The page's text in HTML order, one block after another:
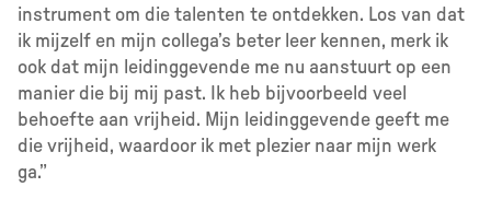
instrument om die talenten te ontdekken. Los van dat
ik mijzelf en mijn collega’s beter leer kennen, merk ik
ook dat mijn leidinggevende me nu aanstuurt op een
manier die bij mij past. Ik heb bijvoorbeeld veel
behoefte aan vrijheid. Mijn leidinggevende geeft me
die vrijheid, waardoor ik met plezier naar mijn werk
ga.”